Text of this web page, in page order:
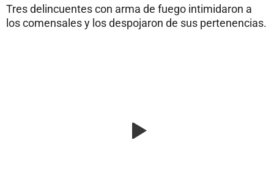
Tres delincuentes con arma de fuego intimidaron a
los comensales y los despojaron de sus pertenencias.